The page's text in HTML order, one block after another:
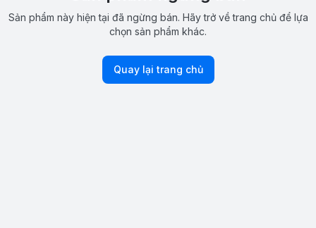
Sản phẩm này hiện tại đã ngừng bán. Hãy trở về trang chủ để lựa
chọn sản phẩm khác.
Quay lại trang chủ